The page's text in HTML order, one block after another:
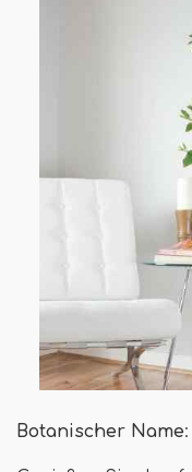
Botanischer Name